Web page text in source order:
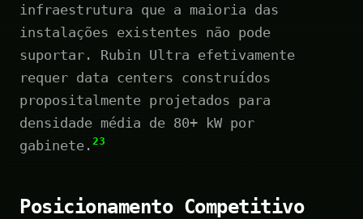
infraestrutura que a maioria das
instalações existentes não pode
suportar. Rubin Ultra efetivamente
requer data centers construídos
propositalmente projetados para
densidade média de 80+ kW por
gabinete. 23
Posicionamento Competitivo